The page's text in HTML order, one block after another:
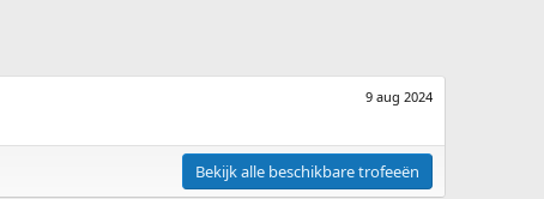
9 aug 2024
Bekijk alle beschikbare trofeeën